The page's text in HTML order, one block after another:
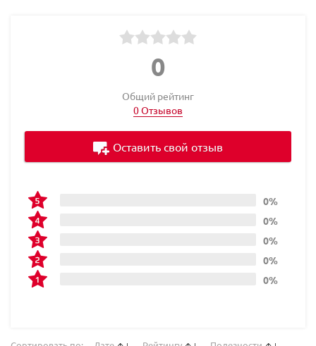
0
Общий рейтинг
0 Отзывов
0%
0%
0%
0%
0%
Оставить свой отзыв